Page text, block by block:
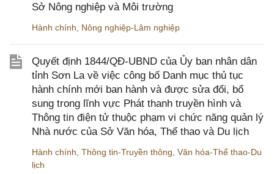
Sở Nông nghiệp và Môi trường
Hành chính, Nông nghiệp-Lâm nghiệp
Quyết định 1844/QĐ-UBND của Ủy ban nhân dân
tỉnh Sơn La về việc công bố Danh mục thủ tục
hành chính mới ban hành và được sửa đổi, bổ
sung trong lĩnh vực Phát thanh truyền hình và
Thông tin điện tử thuộc phạm vi chức năng quản lý
Nhà nước của Sở Văn hóa, Thể thao và Du lịch
Hành chính, Thông tin-Truyền thông, Văn hóa-Thể thao-Du
lịch